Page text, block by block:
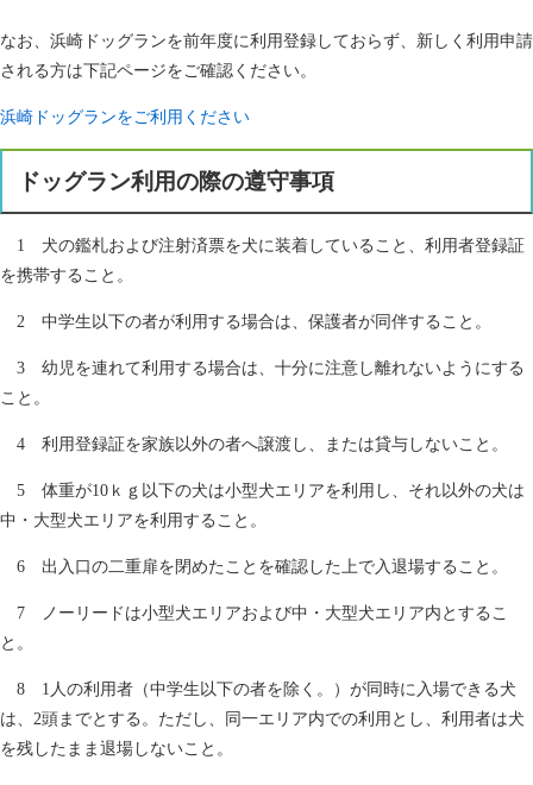
なお、浜崎ドッグランを前年度に利用登録しておらず、新しく利用申請
される方は下記ページをご確認ください。
浜崎ドッグランをご利用ください
ドッグラン利用の際の遵守事項
1 犬の鑑札および注射済票を犬に装着していること、利用者登録証
を携帯すること。
2 中学生以下の者が利用する場合は、保護者が同伴すること。
3 幼児を連れて利用する場合は、十分に注意し離れないようにする
こと。
4 利用登録証を家族以外の者へ譲渡し、または貸与しないこと。
5 体重が10ｋｇ以下の犬は小型犬エリアを利用し、それ以外の犬は
中・大型犬エリアを利用すること。
6 出入口の二重扉を閉めたことを確認した上で入退場すること。
7 ノーリードは小型犬エリアおよび中・大型犬エリア内とするこ
と。
8 1人の利用者（中学生以下の者を除く。）が同時に入場できる犬
は、2頭までとする。ただし、同一エリア内での利用とし、利用者は犬
を残したまま退場しないこと。